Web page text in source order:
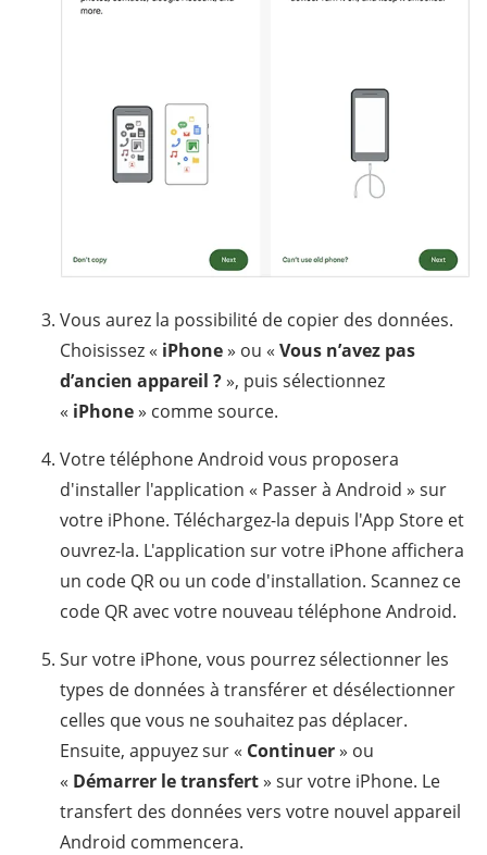
Vous aurez la possibilité de copier des données.
Choisissez « iPhone» ou « Vous n’avez pas
d’ancien appareil ?», puis sélectionnez
« iPhone» comme source.
Votre téléphone Android vous proposera
d'installer l'application « Passer à Android » sur
votre iPhone. Téléchargez-la depuis l'App Store et
ouvrez-la. L'application sur votre iPhone affichera
un code QR ou un code d'installation. Scannez ce
code QR avec votre nouveau téléphone Android.
Sur votre iPhone, vous pourrez sélectionner les
types de données à transférer et désélectionner
celles que vous ne souhaitez pas déplacer.
Ensuite, appuyez sur « Continuer» ou
« Démarrer le transfert» sur votre iPhone. Le
transfert des données vers votre nouvel appareil
Android commencera.